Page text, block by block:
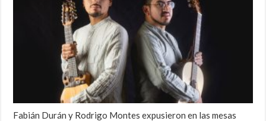
Fabián Durán y Rodrigo Montes expusieron en las mesas